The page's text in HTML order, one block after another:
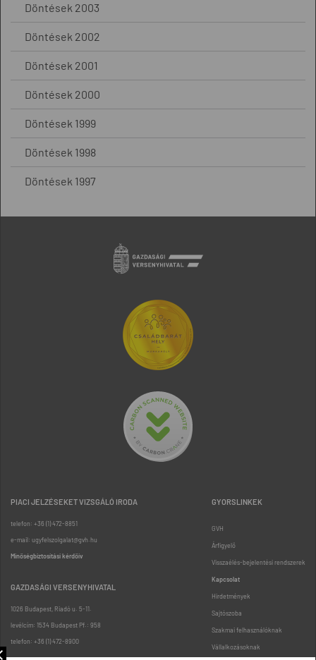
Döntések 2003
Döntések 2002
Döntések 2001
Döntések 2000
Döntések 1999
Döntések 1998
Döntések 1997
PIACI JELZÉSEKET VIZSGÁLÓ IRODA
telefon: +36 (1) 472-8851
e-mail: ugyfelszolgalat@gvh.hu
Minőségbiztosítási kérdőív
GAZDASÁGI VERSENYHIVATAL
1026 Budapest, Riadó u. 5-11.
levélcím: 1534 Budapest Pf.: 958
telefon: +36 (1) 472-8900
GYORSLINKEK
GVH
Árfigyelő
Visszaélés-bejelentési rendszerek
Kapcsolat
Hirdetmények
Sajtószoba
Szakmai felhasználóknak
Vállalkozásoknak